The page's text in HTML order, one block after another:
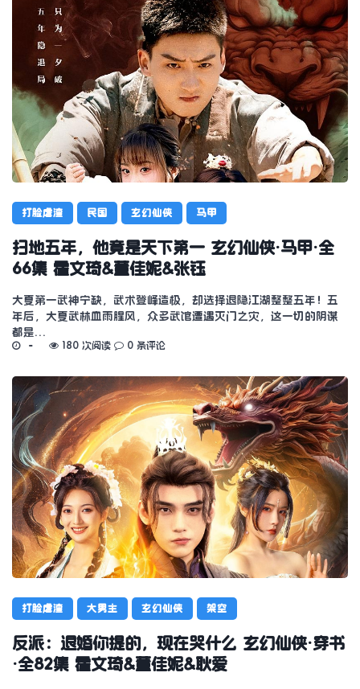
打脸虐渣 民国 玄幻仙侠 马甲
扫地五年，他竟是天下第一 玄幻仙侠·马甲·全
66集 霍文琦&董佳妮&张钰
大夏第一武神宁缺，武术登峰造极，却选择退隐江湖整整五年！五
年后，大夏武林血雨腥风，众多武馆遭遇灭门之灾，这一切的阴谋
都是…
180 次阅读 0 条评论
打脸虐渣 大男主 玄幻仙侠 架空
反派：退婚你提的，现在哭什么 玄幻仙侠·穿书
·全82集 霍文琦&董佳妮&耿爱